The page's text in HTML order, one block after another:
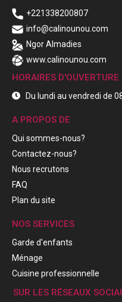
+221338200807
info@calinounou.com
Ngor Almadies
www.calinounou.com
HORAIRES D'OUVERTURE
Du lundi au vendredi de
A PROPOS DE
Qui sommes-nous?
Contactez-nous?
Nous recrutons
FAQ
Plan du site
NOS SERVICES
Garde d'enfants
Ménage
Cuisine professionnelle
SUR LES RÉSEAUX